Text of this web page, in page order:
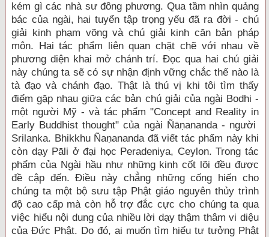
kém gì các nhà sư đông phương. Qua tầm nhìn quảng
bác của ngài, hai tuyển tập trọng yếu đã ra đời - chú
giải kinh phạm võng và chú giải kinh căn bản pháp
môn. Hai tác phẩm liên quan chặt chẽ với nhau về
phương diện khai mở chánh trí. Đọc qua hai chú giải
này chúng ta sẽ có sự nhận định vững chắc thế nào là
tà đạo và chánh đạo. Thật là thú vị khi tôi tìm thấy
điểm gặp nhau giữa các bản chú giải của ngài Bodhi -
một người Mỹ - và tác phẩm "Concept and Reality in
Early Buddhist thought" của ngài Ñāṇananda - người
Srilanka. Bhikkhu Ñaṇananda đã viết tác phẩm này khi
còn dạy Pāli ở đại học Peradeniya, Ceylon. Trong tác
phẩm của Ngài hầu như những kinh cốt lõi đều được
đề cập đến. Điều này chẳng những cống hiến cho
chúng ta một bộ sưu tập Phật giáo nguyên thủy trình
độ cao cấp mà còn hỗ trợ đắc cực cho chúng ta qua
việc hiểu nội dung của nhiều lời dạy thậm thâm vi diệu
của Đức Phật. Do đó, ai muốn tìm hiểu tư tưởng Phật